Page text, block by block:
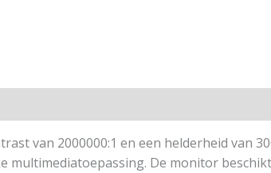
van 2000000:1 en een helderheid van
multimediatoepassing. De monitor